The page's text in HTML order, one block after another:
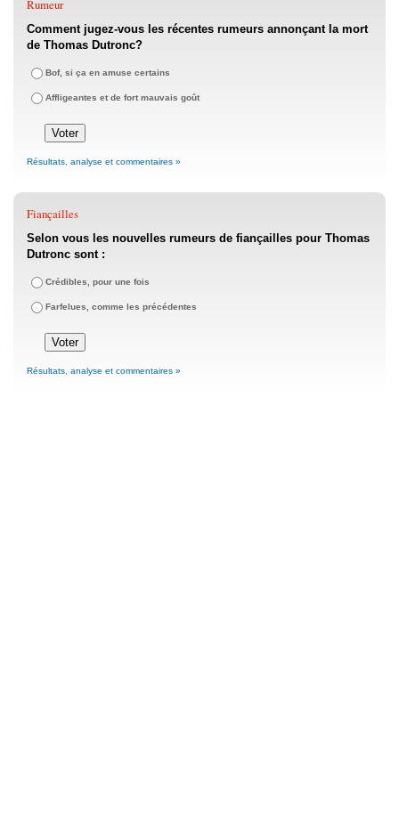
Rumeur
Comment jugez-vous les récentes rumeurs annonçant la mort
de Thomas Dutronc?
Bof, si ça en amuse certains
Affligeantes et de fort mauvais goût
Résultats, analyse et commentaires »
Fiançailles
Selon vous les nouvelles rumeurs de fiançailles pour Thomas
Dutronc sont :
Crédibles, pour une fois
Farfelues, comme les précédentes
Résultats, analyse et commentaires »